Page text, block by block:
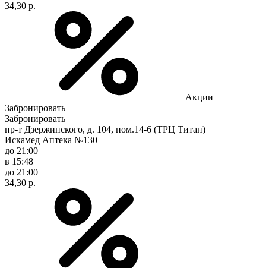
34,30 р.
Акции
Забронировать
Забронировать
пр-т Дзержинского, д. 104, пом.14-6 (ТРЦ Титан)
Искамед Аптека №130
до 21:00
в 15:48
до 21:00
34,30 р.